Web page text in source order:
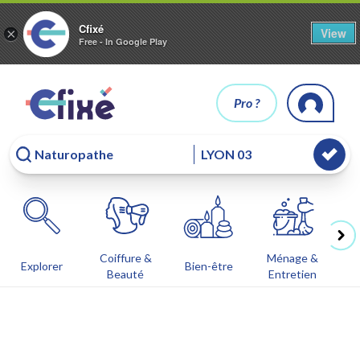
× Cfixé
Free - In Google Play
View
Pro ?
Explorer
Coiffure &
Beauté
Bien-être
Ménage &
Entretien